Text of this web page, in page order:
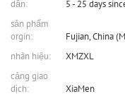
dẫn:
5 - 25 days
sản phẩm
orgin:
Fujian, China
nhãn hiệu:
XMZXL
cảng giao
dịch:
XiaMen